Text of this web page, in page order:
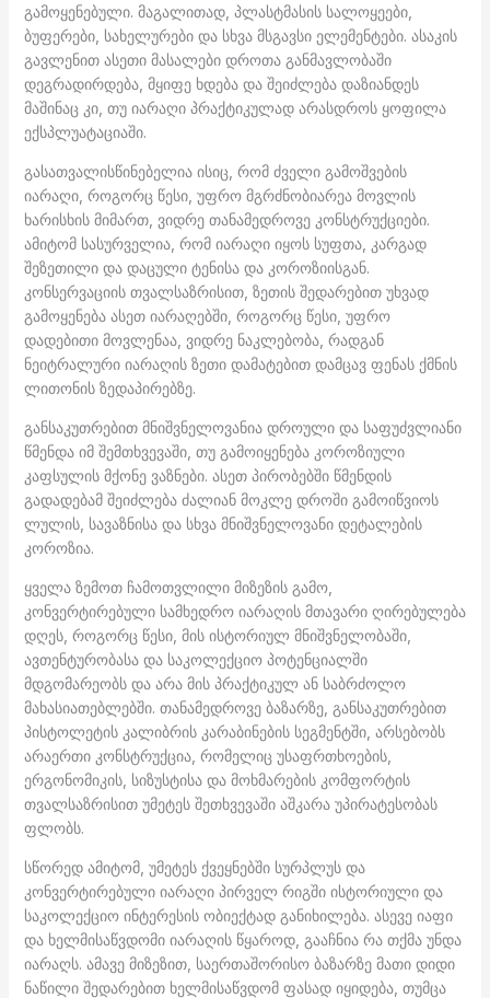
გამოყენებული. მაგალითად, პლასტმასის სალოყეები,
ბუფერები, სახელურები და სხვა მსგავსი ელემენტები. ასაკის
გავლენით ასეთი მასალები დროთა განმავლობაში
დეგრადირდება, მყიფე ხდება და შეიძლება დაზიანდეს
მაშინაც კი, თუ იარაღი პრაქტიკულად არასდროს ყოფილა
ექსპლუატაციაში.
გასათვალისწინებელია ისიც, რომ ძველი გამოშვების
იარაღი, როგორც წესი, უფრო მგრძნობიარეა მოვლის
ხარისხის მიმართ, ვიდრე თანამედროვე კონსტრუქციები.
ამიტომ სასურველია, რომ იარაღი იყოს სუფთა, კარგად
შეზეთილი და დაცული ტენისა და კოროზიისგან.
კონსერვაციის თვალსაზრისით, ზეთის შედარებით უხვად
გამოყენება ასეთ იარაღებში, როგორც წესი, უფრო
დადებითი მოვლენაა, ვიდრე ნაკლებობა, რადგან
ნეიტრალური იარაღის ზეთი დამატებით დამცავ ფენას ქმნის
ლითონის ზედაპირებზე.
განსაკუთრებით მნიშვნელოვანია დროული და საფუძვლიანი
წმენდა იმ შემთხვევაში, თუ გამოიყენება კოროზიული
კაფსულის მქონე ვაზნები. ასეთ პირობებში წმენდის
გადადებამ შეიძლება ძალიან მოკლე დროში გამოიწვიოს
ლულის, სავაზნისა და სხვა მნიშვნელოვანი დეტალების
კოროზია.
ყველა ზემოთ ჩამოთვლილი მიზეზის გამო,
კონვერტირებული სამხედრო იარაღის მთავარი ღირებულება
დღეს, როგორც წესი, მის ისტორიულ მნიშვნელობაში,
ავთენტურობასა და საკოლექციო პოტენციალში
მდგომარეობს და არა მის პრაქტიკულ ან საბრძოლო
მახასიათებლებში. თანამედროვე ბაზარზე, განსაკუთრებით
პისტოლეტის კალიბრის კარაბინების სეგმენტში, არსებობს
არაერთი კონსტრუქცია, რომელიც უსაფრთხოების,
ერგონომიკის, სიზუსტისა და მოხმარების კომფორტის
თვალსაზრისით უმეტეს შეთხვევაში აშკარა უპირატესობას
ფლობს.
სწორედ ამიტომ, უმეტეს ქვეყნებში სურპლუს და
კონვერტირებული იარაღი პირველ რიგში ისტორიული და
საკოლექციო ინტერესის ობიექტად განიხილება. ასევე იაფი
და ხელმისაწვდომი იარაღის წყაროდ, გააჩნია რა თქმა უნდა
იარაღს. ამავე მიზეზით, საერთაშორისო ბაზარზე მათი დიდი
ნაწილი შედარებით ხელმისაწვდომ ფასად იყიდება, თუმცა